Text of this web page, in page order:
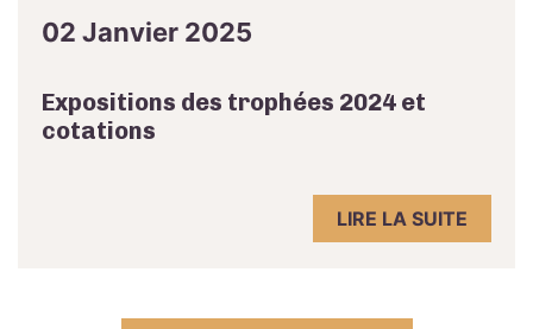
02 Janvier 2025
Expositions des trophées 2024 et
cotations
LIRE LA SUITE